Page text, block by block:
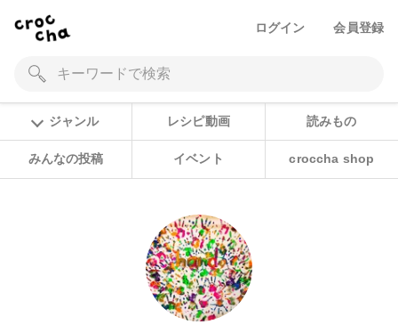
ログイン 会員登録
ジャンル レシピ動画 読みもの
みんなの投稿 イベント croccha shop